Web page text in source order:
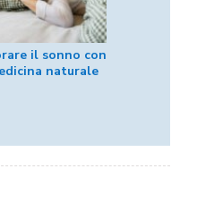
il sonno con
naturale